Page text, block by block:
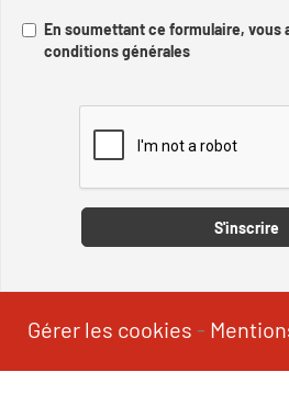
En soumettant ce formulaire, vous
conditions générales
S'inscrire
Gérer les cookies -